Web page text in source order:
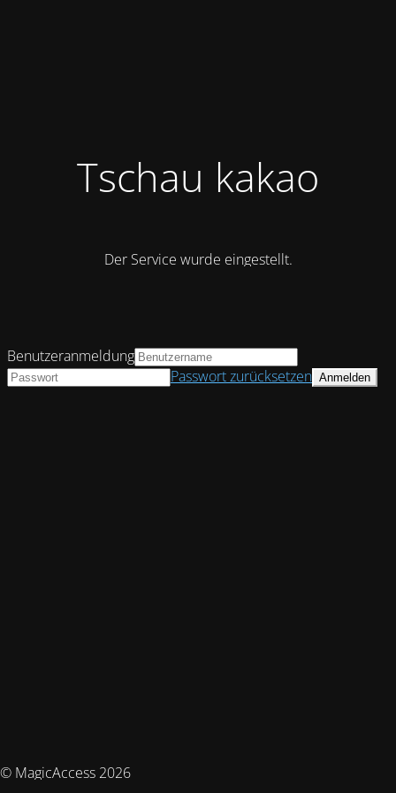
Tschau kakao
Der Service wurde eingestellt.
© MagicAccess 2026
Benutzeranmeldung
Passwort zurücksetzen